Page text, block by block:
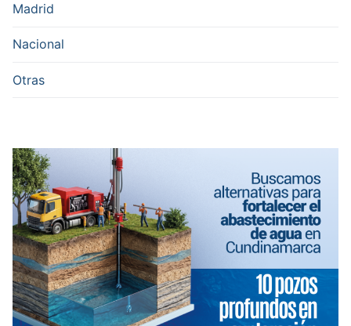
Madrid
Nacional
Otras